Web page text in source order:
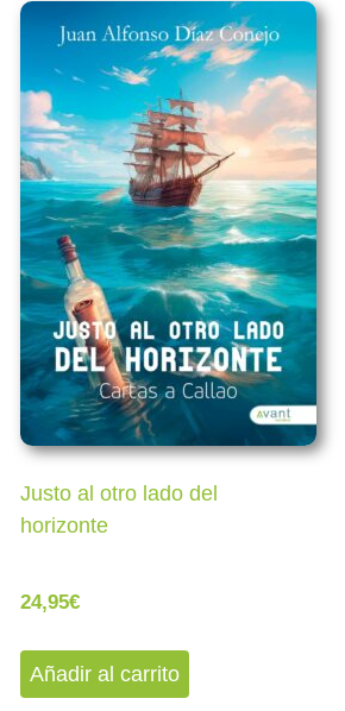
Justo al otro lado del
horizonte
24,95€
Añadir al carrito